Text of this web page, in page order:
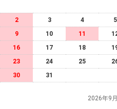
2
3 4 5
9
10 11
16
17 18
23
24 25
30
31
2026年9